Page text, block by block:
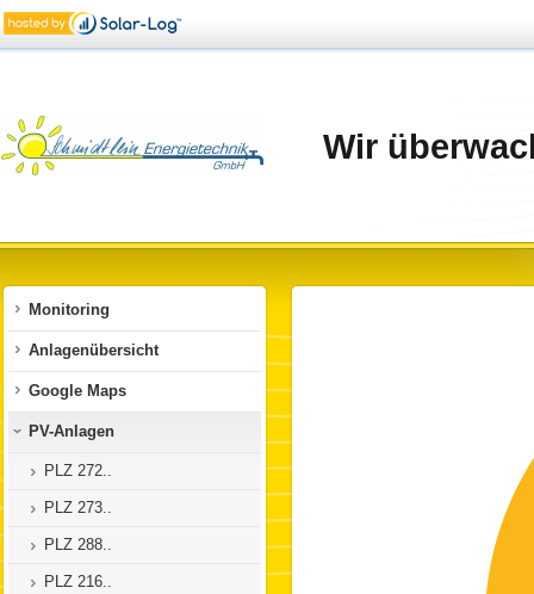
Wir
Monitoring
Anlagenübersicht
Google Maps
PV-Anlagen
PLZ 272..
PLZ 273..
PLZ 288..
PLZ 216..